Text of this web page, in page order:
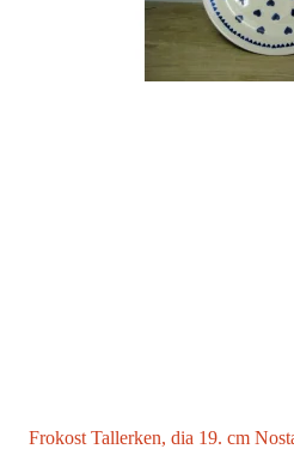
Frokost Tallerken, dia 19. cm